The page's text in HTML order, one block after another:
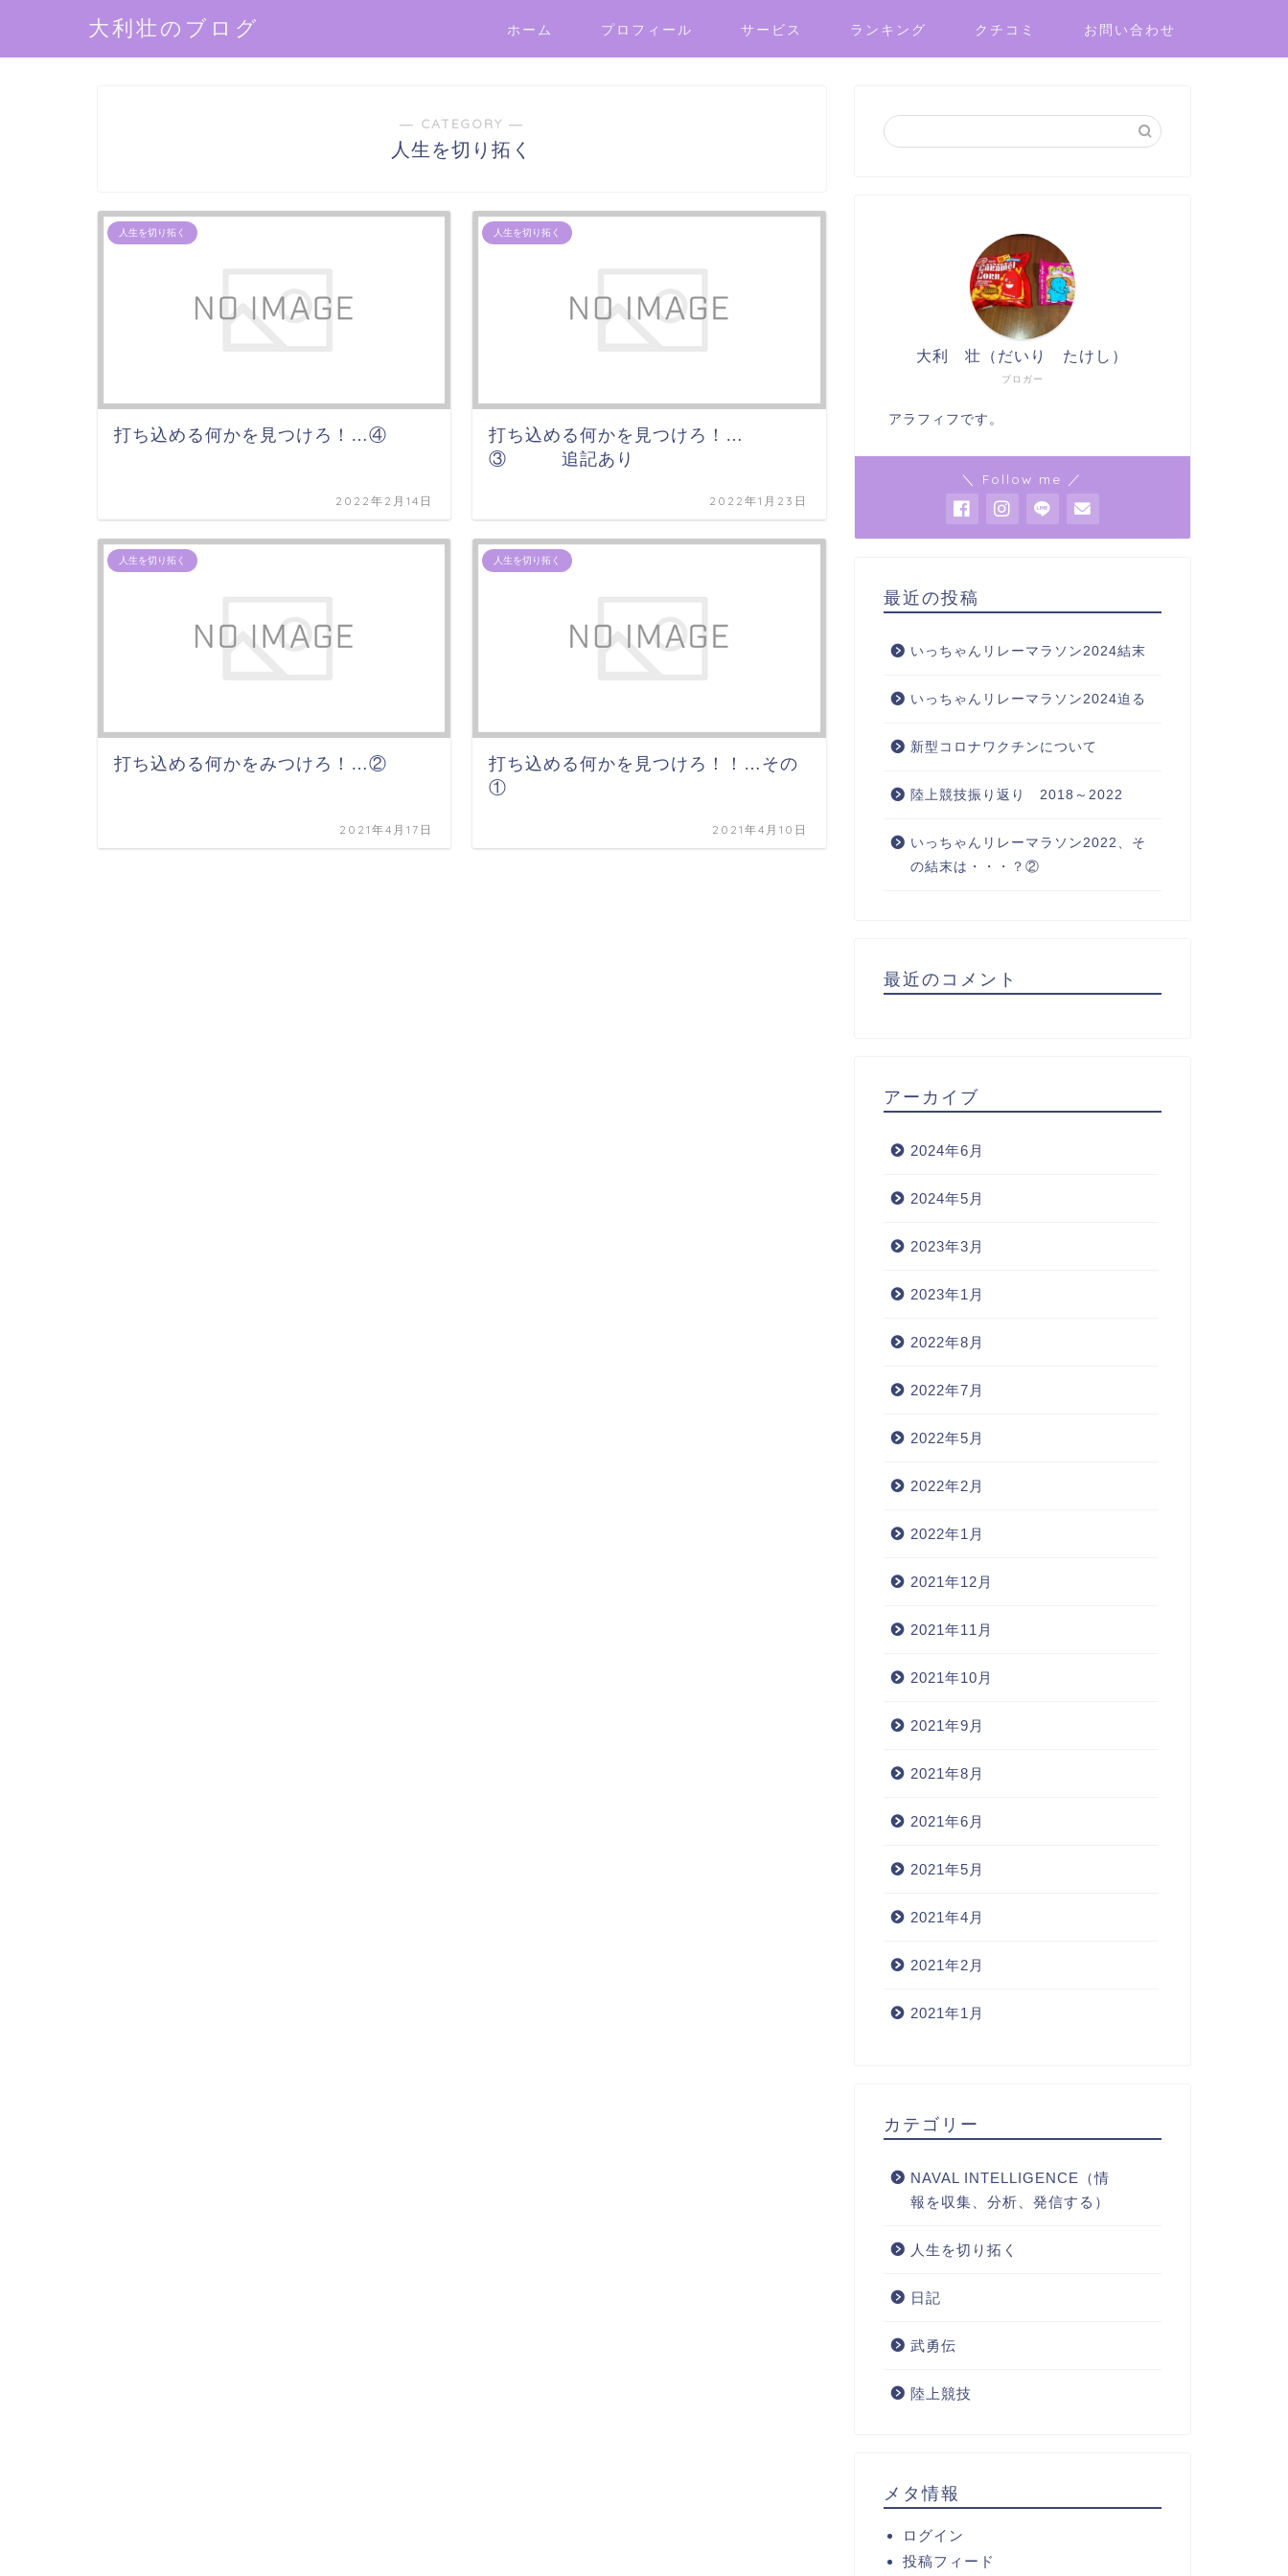
大利壮のブログ ホーム プロフィール サービス ランキング クチコミ お問い合わせ
― CATEGORY ―
人生を切り拓く
人生を切り拓く
打ち込める何かを見つけろ！…④
2022年2月14日
人生を切り拓く
打ち込める何かを見つけろ！…
③ 追記あり
2022年1月23日
人生を切り拓く
打ち込める何かをみつけろ！…②
2021年4月17日
人生を切り拓く
打ち込める何かを見つけろ！！…その
①
2021年4月10日
ブロガー
大利 壮（だいり たけし）
アラフィフです。
＼ Follow me ／
最近の投稿
いっちゃんリレーマラソン2024結末
いっちゃんリレーマラソン2024迫る
新型コロナワクチンについて
陸上競技振り返り 2018～2022
いっちゃんリレーマラソン2022、そ
の結末は・・・？②
最近のコメント
アーカイブ
2024年6月
2024年5月
2023年3月
2023年1月
2022年8月
2022年7月
2022年5月
2022年2月
2022年1月
2021年12月
2021年11月
2021年10月
2021年9月
2021年8月
2021年6月
2021年5月
2021年4月
2021年2月
2021年1月
カテゴリー
NAVAL INTELLIGENCE（情
報を収集、分析、発信する）
人生を切り拓く
日記
武勇伝
陸上競技
メタ情報
ログイン
投稿フィード